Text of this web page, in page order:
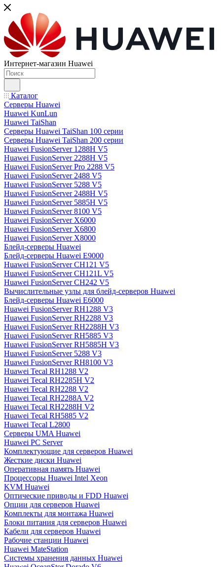
Интернет-магазин Huawei
Каталог
Серверы Huawei
Huawei KunLun
Huawei TaiShan
Серверы Huawei TaiShan 100 серии
Серверы Huawei TaiShan 200 серии
Huawei FusionServer 1288H V5
Huawei FusionServer 2288H V5
Huawei FusionServer Pro 2288 V5
Huawei FusionServer 2488 V5
Huawei FusionServer 5288 V5
Huawei FusionServer 2488H V5
Huawei FusionServer 5885H V5
Huawei FusionServer 8100 V5
Huawei FusionServer X6000
Huawei FusionServer X6800
Huawei FusionServer X8000
Блейд-серверы Huawei
Блейд-серверы Huawei E9000
Huawei FusionServer CH121 V5
Huawei FusionServer CH121L V5
Huawei FusionServer CH242 V5
Вычислительные узлы для блейд-серверов Huawei
Блейд-серверы Huawei E6000
Huawei FusionServer RH1288 V3
Huawei FusionServer RH2288 V3
Huawei FusionServer RH2288H V3
Huawei FusionServer RH5885 V3
Huawei FusionServer RH5885H V3
Huawei FusionServer 5288 V3
Huawei FusionServer RH8100 V3
Huawei Tecal RH1288 V2
Huawei Tecal RH2285H V2
Huawei Tecal RH2288 V2
Huawei Tecal RH2288A V2
Huawei Tecal RH2288H V2
Huawei Tecal RH5885 V2
Huawei Tecal L2800
Серверы UMA Huawei
Huawei PC Server
Комплектующие для серверов Huawei
Жесткие диски Huawei
Оперативная память Huawei
Процессоры Huawei Intel Xeon
KVM Huawei
Оптические приводы и FDD Huawei
Опции для серверов Huawei
Комплекты для монтажа Huawei
Блоки питания для серверов Huawei
Кабели для серверов Huawei
Рабочие станции Huawei
Huawei MateStation
Системы хранения данных Huawei